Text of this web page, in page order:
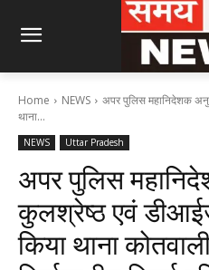
Home NEWS
अपर पुलिस महानिदेशक
थाना...
NEWS Uttar Pradesh
अपर पुलिस
कुलश्रेष्ठ एवं
किया थाना